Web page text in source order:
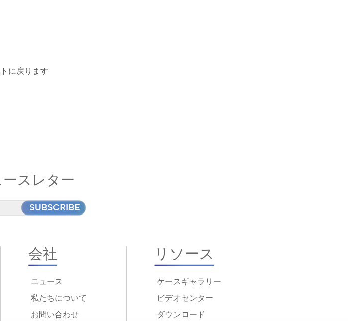
に戻ります
スレター
会社
ニュース
私たちについて
お問い合わせ
リソース
ケースギャラリー
ビデオセンター
ダウンロード